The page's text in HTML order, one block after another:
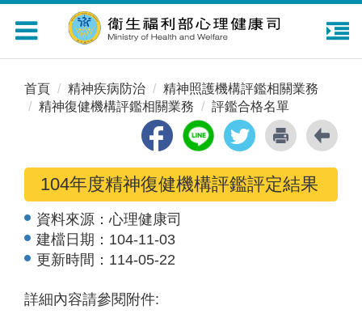
Toggle
navigation
首頁 精神疾病防治
精神照護機構評鑑相關業務
精神復健機構評鑑相關業務
評鑑合格名單
104年度精神復健機構評鑑評定結果
資料來源：心理健康司
建檔日期： 104-11-03
更新時間： 114-05-22
詳細內容請參閱附件: